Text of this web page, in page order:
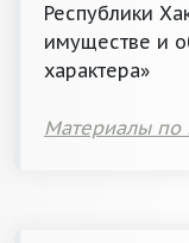
Республики
имуществе и
характера»
Материалы по